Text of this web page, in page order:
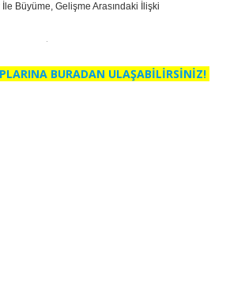
Büyüme, Gelişme Arasındaki İlişki
BURADAN ULAŞABİLİRSİNİZ!